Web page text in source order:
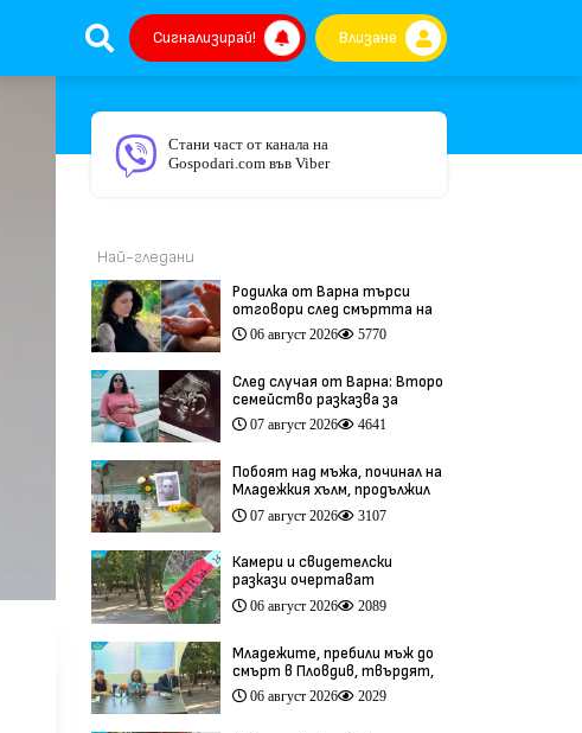
Сигнализирай! Влизане
Стани част от канала на
Gospodari.com във Viber
Най-гледани
Родилка от Варна търси
отговори след смъртта на
бебето ѝ дни преди секцио
(видео)
06 август 2026 5770
След случая от Варна: Второ
семейство разказва за
трагедия след бременност
при същия лекар (видео)
07 август 2026 4641
Побоят над мъжа, починал на
Младежкия хълм, продължил
повече от час (видео)
07 август 2026 3107
Камери и свидетелски
разкази очертават
хронологията на фаталния
побой край Младежкия хълм
06 август 2026 2089
Младежите, пребили мъж до
смърт в Пловдив, твърдят,
че са „ловци на педофили”
(видео)
06 август 2026 2029